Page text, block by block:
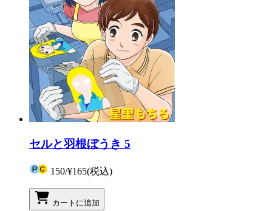
セルと羽根ぼうき 5
150/¥165(税込)
カートに追加